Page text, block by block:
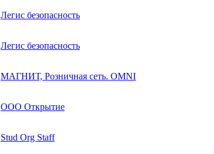
Легис безопасность
Легис безопасность
МАГНИТ, Розничная сеть. OMNI
ООО Открытие
Stud Org Staff